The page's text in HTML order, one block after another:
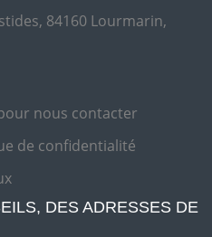
84160 Lourmarin,
nous contacter
de confidentialité
DES ADRESSES DE